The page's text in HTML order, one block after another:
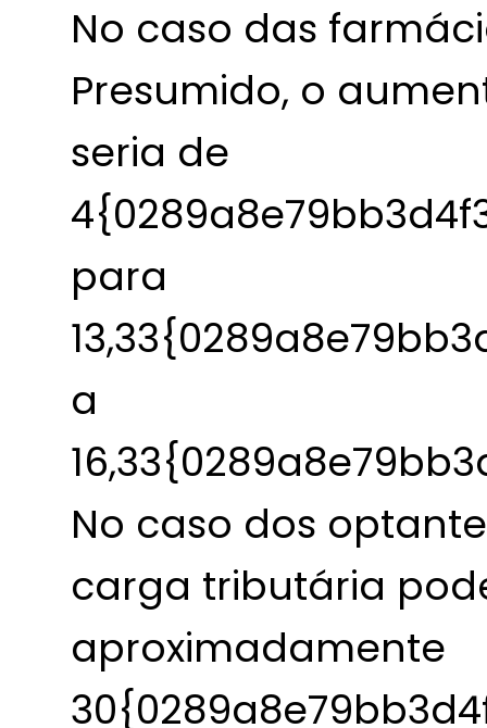
No caso das
Presumido, o
seria de
para
a
No caso dos
carga tributária
aproximadamente